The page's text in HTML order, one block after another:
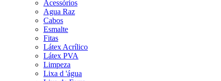
Acessórios
Agua Raz
Cabos
Esmalte
Fitas
Látex Acrílico
Látex PVA
Limpeza
Lixa d 'água